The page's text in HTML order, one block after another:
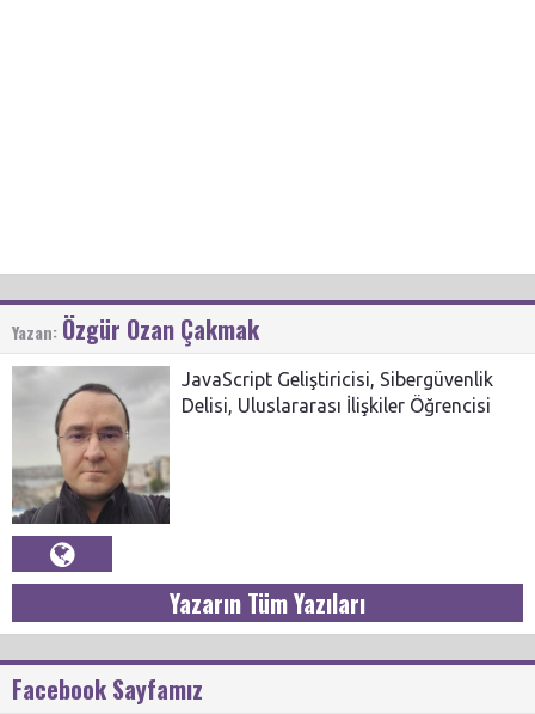
Yazan: Özgür Ozan Çakmak
JavaScript Geliştiricisi, Sibergüvenlik
Delisi, Uluslararası İlişkiler Öğrencisi
Yazarın Tüm Yazıları
Facebook Sayfamız